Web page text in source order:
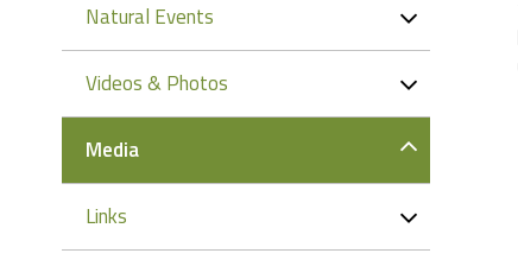
Natural Events
Videos & Photos
Media
Links